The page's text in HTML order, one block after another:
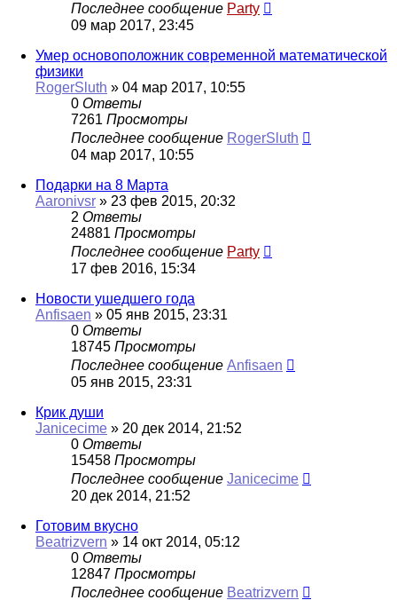
Последнее сообщение Party
09 мар 2017, 23:45
Умер основоположник современной математической
физики
RogerSluth » 04 мар 2017, 10:55
0 Ответы
7261 Просмотры
Последнее сообщение RogerSluth
04 мар 2017, 10:55
Подарки на 8 Марта
Aaronivsr » 23 фев 2015, 20:32
2 Ответы
24881 Просмотры
Последнее сообщение Party
17 фев 2016, 15:34
Новости ушедшего года
Anfisaen » 05 янв 2015, 23:31
0 Ответы
18745 Просмотры
Последнее сообщение Anfisaen
05 янв 2015, 23:31
Крик души
Janicecime » 20 дек 2014, 21:52
0 Ответы
15458 Просмотры
Последнее сообщение Janicecime
20 дек 2014, 21:52
Готовим вкусно
Beatrizvern » 14 окт 2014, 05:12
0 Ответы
12847 Просмотры
Последнее сообщение Beatrizvern